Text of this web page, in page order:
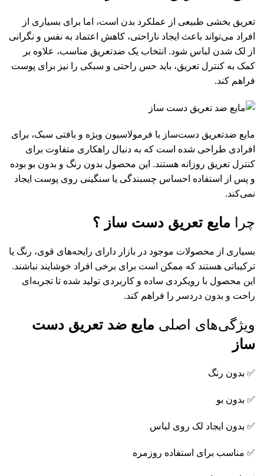
تعریق بخشی طبیعی از عملکرد بدن است، اما برای بسیاری از
افراد می‌تواند باعث ایجاد ناراحتی، کاهش اعتماد به نفس و نگرانی
از لک شدن لباس شود. انتخاب یک ضدتعریق مناسب، علاوه بر
کمک به کنترل تعریق، باید حس راحتی و سبکی را نیز برای پوست
فراهم کند.
مایع ضدتعریق دست‌ساز با فرمولاسیون ویژه و بافتی سبک، برای
افرادی طراحی شده است که به دنبال راهکاری متفاوت برای
کنترل تعریق روزانه هستند. این محصول بدون رنگ و بدون بو بوده
و پس از استفاده احساس چسبندگی یا سنگینی روی پوست ایجاد
نمی‌کند.
چرا مایع تعریق دست‌ ساز ؟
بسیاری از محصولات موجود در بازار دارای رایحه‌های قوی، رنگ یا
ترکیباتی هستند که ممکن است برای برخی افراد خوشایند نباشند.
این محصول با رویکردی ساده و کاربردی تولید شده تا تجربه‌ای
راحت و بدون دردسر را فراهم کند.
ویژگی‌های اصلی مایع ضد تعریق دست‌
ساز
✅ بدون رنگ
✅ بدون بو
✅ بدون ایجاد لک روی لباس
✅ مناسب برای استفاده روزمره